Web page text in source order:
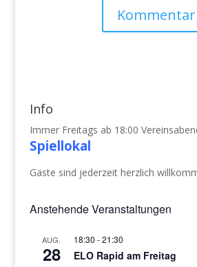
Info
Immer Freitags ab 18:00
Spiellokal
Gäste sind jederzeit herzlich
Anstehende Veranstaltungen
AUG.
28
18:30 -21:30
ELO Rapid am Freitag